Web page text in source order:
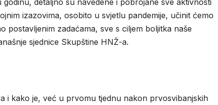
detaljno su navedene i pobrojane sve aktivnosti
izazovima, osobito u svjetlu pandemije, učinit ćemo
postavljenim zadaćama, sve s ciljem boljitka naše
sjednice Skupštine HNŽ-a.
i kako je, već u prvomu tjednu nakon prvosvibanjskih